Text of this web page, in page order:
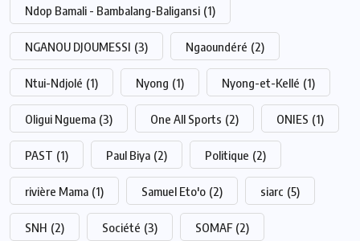
Ndop Bamali - Bambalang-Baligansi (1)
NGANOU DJOUMESSI (3) Ngaoundéré (2)
Ntui-Ndjolé (1) Nyong (1) Nyong-et-Kellé (1)
Oligui Nguema (3) One All Sports (2) ONIES (1)
PAST (1) Paul Biya (2) Politique (2)
rivière Mama (1) Samuel Eto'o (2) siarc (5)
SNH (2) Société (3) SOMAF (2)